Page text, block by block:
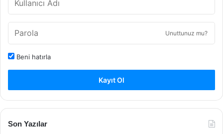
Unuttunuz mu?
Beni hatırla
Kayıt Ol
Son Yazılar